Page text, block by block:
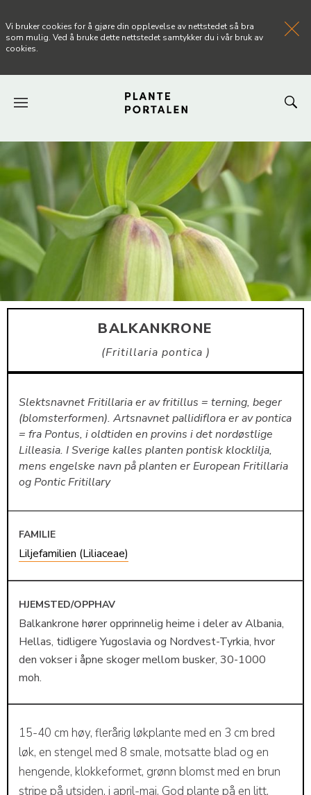
FORSIDEN
NYHETER
ARTIKLER
OM PLANTEPORTALEN
KONTAKT
Vi bruker cookies for å gjøre din opplevelse av nettstedet så bra
som mulig. Ved å bruke dette nettstedet samtykker du i vår bruk av
cookies.
BALKANKRONE
Fritillaria pontica
Slektsnavnet Fritillaria er av fritillus = terning, beger
(blomsterformen). Artsnavnet pallidiflora er av pontica
= fra Pontus, i oldtiden en provins i det nordøstlige
Lilleasia. I Sverige kalles planten pontisk klocklilja,
mens engelske navn på planten er European Fritillaria
og Pontic Fritillary
FAMILIE
Liljefamilien (Liliaceae)
HJEMSTED/OPPHAV
Balkankrone hører opprinnelig heime i deler av Albania,
Hellas, tidligere Yugoslavia og Nordvest-Tyrkia, hvor
den vokser i åpne skoger mellom busker, 30-1000
moh.
15-40 cm høy, flerårig løkplante med en 3 cm bred
løk, en stengel med 8 smale, motsatte blad og en
hengende, klokkeformet, grønn blomst med en brun
stripe på utsiden, i april-mai. God plante på en litt,